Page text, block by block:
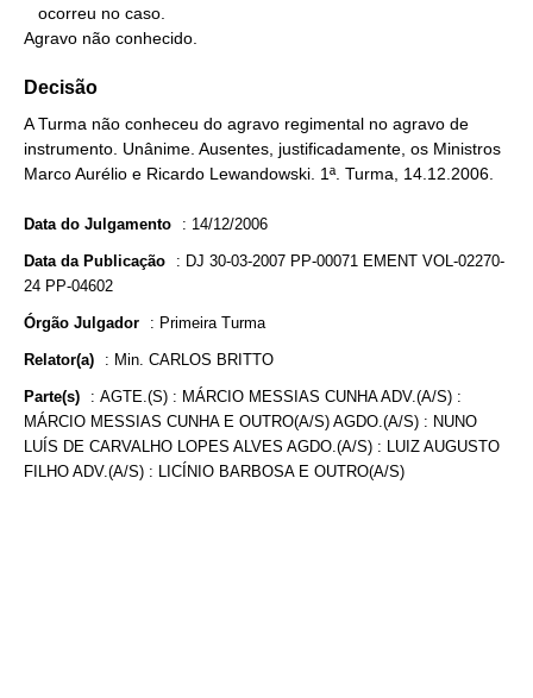
Agravo não conhecido.
Decisão
A Turma não conheceu do agravo regimental no agravo de
instrumento. Unânime. Ausentes, justificadamente, os Ministros
Marco Aurélio e Ricardo Lewandowski. 1ª. Turma, 14.12.2006.
Data do Julgamento : 14/12/2006
Data da Publicação : DJ 30-03-2007 PP-00071 EMENT VOL-02270-
24 PP-04602
Órgão Julgador : Primeira Turma
Relator(a) : Min. CARLOS BRITTO
Parte(s) : AGTE.(S) : MÁRCIO MESSIAS CUNHA ADV.(A/S) :
MÁRCIO MESSIAS CUNHA E OUTRO(A/S) AGDO.(A/S) : NUNO
LUÍS DE CARVALHO LOPES ALVES AGDO.(A/S) : LUIZ AUGUSTO
FILHO ADV.(A/S) : LICÍNIO BARBOSA E OUTRO(A/S)